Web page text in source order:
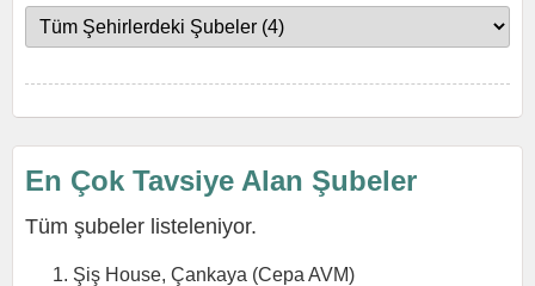
En Çok Tavsiye Alan Şubeler
Tüm şubeler listeleniyor.
Şiş House, Çankaya (Cepa AVM)